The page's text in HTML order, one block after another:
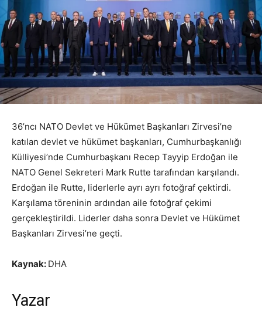
36’ncı NATO Devlet ve Hükümet Başkanları Zirvesi’ne
katılan devlet ve hükümet başkanları, Cumhurbaşkanlığı
Külliyesi’nde Cumhurbaşkanı Recep Tayyip Erdoğan ile
NATO Genel Sekreteri Mark Rutte tarafından karşılandı.
Erdoğan ile Rutte, liderlerle ayrı ayrı fotoğraf çektirdi.
Karşılama töreninin ardından aile fotoğraf çekimi
gerçekleştirildi. Liderler daha sonra Devlet ve Hükümet
Başkanları Zirvesi’ne geçti.
Kaynak: DHA
Yazar